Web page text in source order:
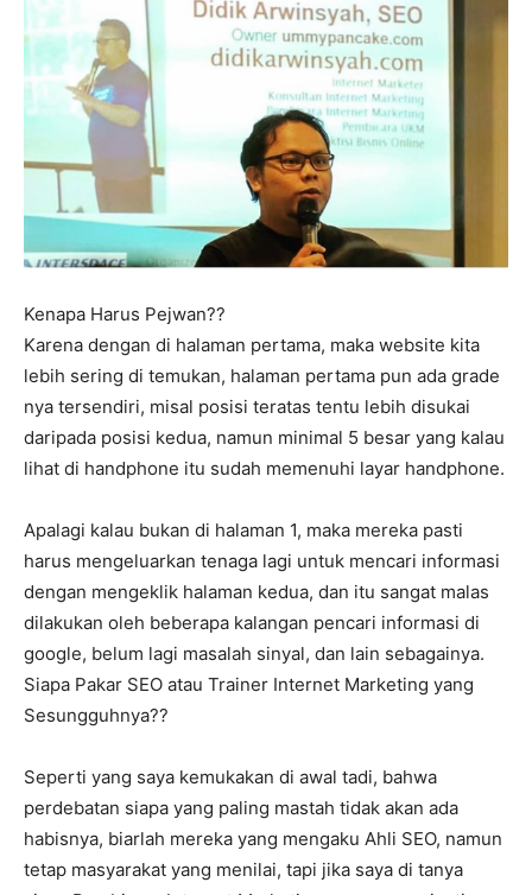
Kenapa Harus Pejwan??
Karena dengan di halaman pertama, maka website kita
lebih sering di temukan, halaman pertama pun ada grade
nya tersendiri, misal posisi teratas tentu lebih disukai
daripada posisi kedua, namun minimal 5 besar yang kalau
lihat di handphone itu sudah memenuhi layar handphone.
Apalagi kalau bukan di halaman 1, maka mereka pasti
harus mengeluarkan tenaga lagi untuk mencari informasi
dengan mengeklik halaman kedua, dan itu sangat malas
dilakukan oleh beberapa kalangan pencari informasi di
google, belum lagi masalah sinyal, dan lain sebagainya.
Siapa Pakar SEO atau Trainer Internet Marketing yang
Sesungguhnya??
Seperti yang saya kemukakan di awal tadi, bahwa
perdebatan siapa yang paling mastah tidak akan ada
habisnya, biarlah mereka yang mengaku Ahli SEO, namun
tetap masyarakat yang menilai, tapi jika saya di tanya